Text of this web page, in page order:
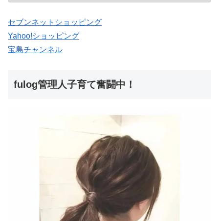
セブンネットショッピング
Yahoo!ショッピング
宝島チャンネル
fulog管理人子育て奮闘中！